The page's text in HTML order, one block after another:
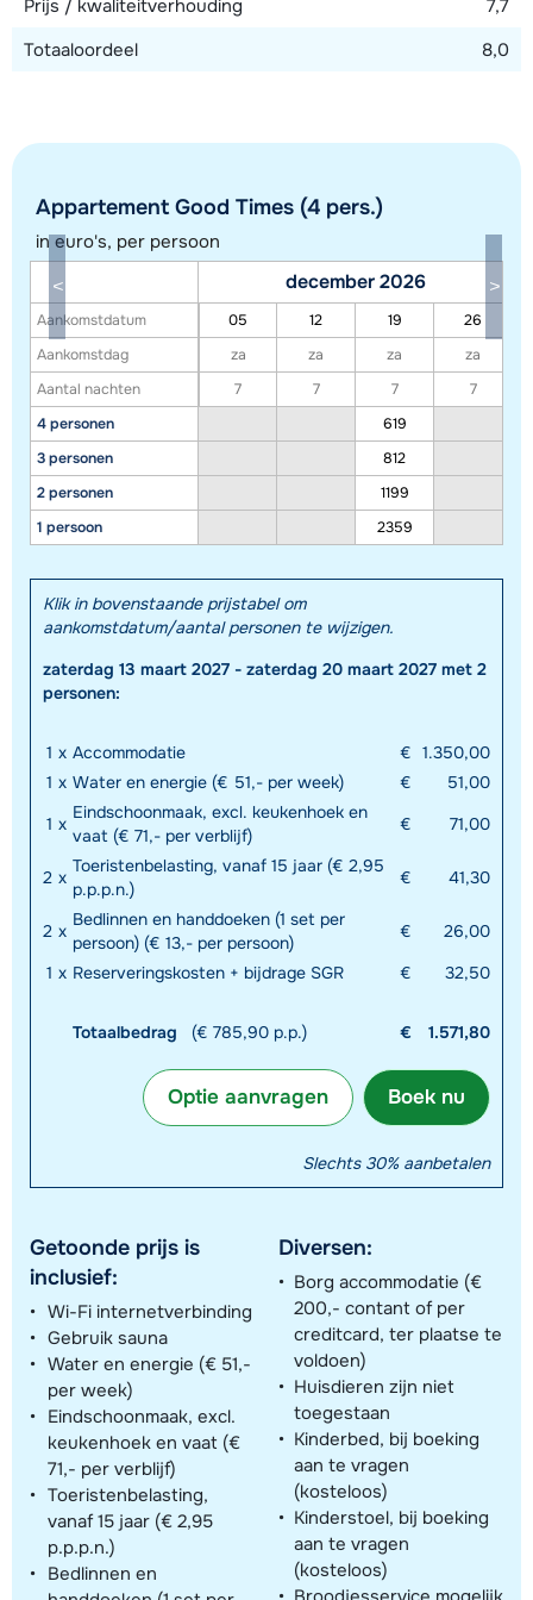
Toon alle accommodaties in dit gebied
Deze kaart geeft een indicatie van de ligging van onze accommodaties. De
exacte locatie kan enigszins afwijken.
Prijs / kwaliteitverhouding
7,7
Totaaloordeel
8,0
Appartement Good Times (4 pers.)
in euro's, per persoon
Aankomstdatum
Aankomstdag
Aantal nachten
4 personen
3 personen
2 personen
1 persoon
december 2026
05 12 19
26
za
za za
za
7
7 7
7
619
812
1199
2359
Klik in bovenstaande prijstabel om
aankomstdatum/aantal personen te wijzigen.
zaterdag 13 maart 2027 - zaterdag 20 maart 2027 met 2
personen:
1 x Accommodatie € 1.350,00
1 x Water en energie (€ 51,- per week) €
51,00
1 x
Eindschoonmaak, excl. keukenhoek en
vaat (€ 71,- per verblijf)
€ 71,00
2 x
Toeristenbelasting, vanaf 15 jaar (€ 2,95
p.p.p.n.)
€ 41,30
2 x
Bedlinnen en handdoeken (1 set per
persoon) (€ 13,- per persoon)
€
26,00
1 x Reserveringskosten + bijdrage SGR € 32,50
Totaalbedrag (€ 785,90 p.p.) € 1.571,80
Boek nu
Optie aanvragen
Slechts 30% aanbetalen
Getoonde prijs is
inclusief:
Wi-Fi internetverbinding
Gebruik sauna
Water en energie (€ 51,-
per week)
Eindschoonmaak, excl.
keukenhoek en vaat (€
71,- per verblijf)
Toeristenbelasting,
vanaf 15 jaar (€ 2,95
p.p.p.n.)
Bedlinnen en
Diversen:
Borg accommodatie (€
200,- contant of per
creditcard, ter plaatse te
voldoen)
Huisdieren zijn niet
toegestaan
Kinderbed, bij boeking
aan te vragen
(kosteloos)
Kinderstoel, bij boeking
aan te vragen
(kosteloos)